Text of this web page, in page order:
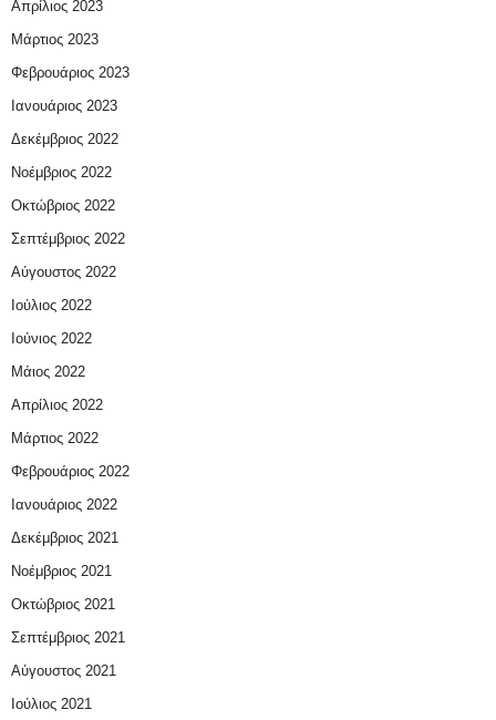
Απρίλιος 2023
Μάρτιος 2023
Φεβρουάριος 2023
Ιανουάριος 2023
Δεκέμβριος 2022
Νοέμβριος 2022
Οκτώβριος 2022
Σεπτέμβριος 2022
Αύγουστος 2022
Ιούλιος 2022
Ιούνιος 2022
Μάιος 2022
Απρίλιος 2022
Μάρτιος 2022
Φεβρουάριος 2022
Ιανουάριος 2022
Δεκέμβριος 2021
Νοέμβριος 2021
Οκτώβριος 2021
Σεπτέμβριος 2021
Αύγουστος 2021
Ιούλιος 2021